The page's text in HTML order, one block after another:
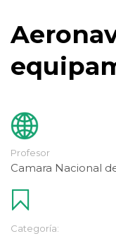
Profesor
Camara Nacional
Categoría: